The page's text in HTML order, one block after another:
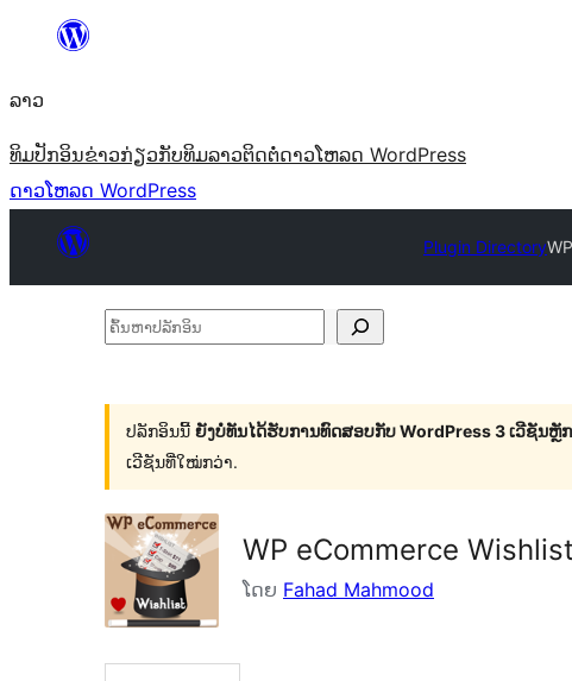
ທີ່
ເນື້ອຫາ
ລາວ
ທິມປັກອິນຂ່າວກ່ຽວກັບທິມລາວຕິດຕໍ່ດາວໂຫລດ WordPress
ດາວໂຫລດ WordPress
Plugin Directory
ຄົ້ນ
ລັກ
ອິນ
ປລັກອິນນີ້ ຍັງບໍ່ທັນໄດ້ຮັບການທົດສອບກັບ WordPress 3 ເວີຊັນຫຼັ
ເວີຊັນທີ່ໃໝ່ກວ່າ.
WP eCommerce Wishlist
ໂດຍ Fahad Mahmood